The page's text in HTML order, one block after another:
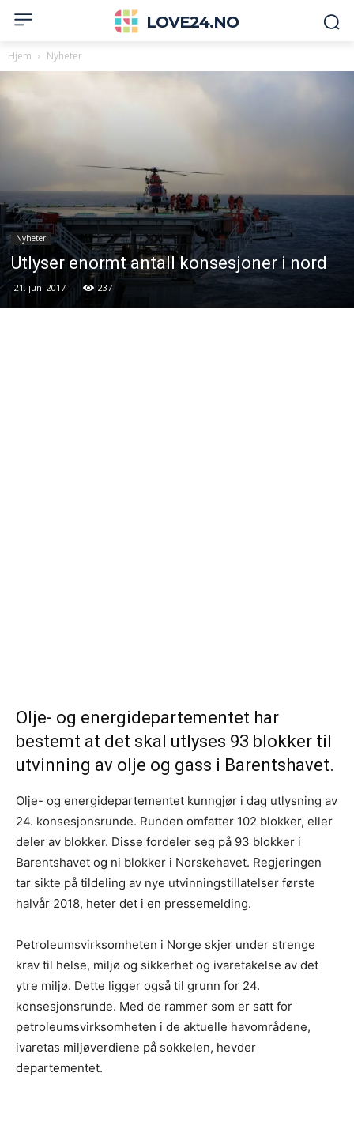
LOVE24.NO
Hjem Nyheter
Nyheter
Utlyser enormt antall konsesjoner i nord
21. juni 2017 237
Olje- og energidepartementet har
bestemt at det skal utlyses 93 blokker til
utvinning av olje og gass i Barentshavet.
Olje- og energidepartementet kunngjør i dag utlysning av
24. konsesjonsrunde. Runden omfatter 102 blokker, eller
deler av blokker. Disse fordeler seg på 93 blokker i
Barentshavet og ni blokker i Norskehavet. Regjeringen
tar sikte på tildeling av nye utvinningstillatelser første
halvår 2018, heter det i en pressemelding.
Petroleumsvirksomheten i Norge skjer under strenge
krav til helse, miljø og sikkerhet og ivaretakelse av det
ytre miljø. Dette ligger også til grunn for 24.
konsesjonsrunde. Med de rammer som er satt for
petroleumsvirksomheten i de aktuelle havområdene,
ivaretas miljøverdiene på sokkelen, hevder
departementet.